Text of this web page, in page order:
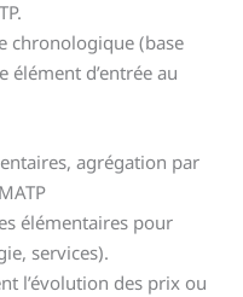
chronologique (base
d’entrée au
agrégation par
élémentaires pour
services).
l’évolution des prix ou